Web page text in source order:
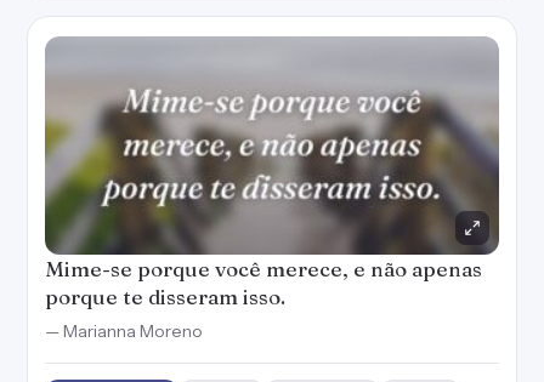
Mime-se porque você merece, e não apenas
porque te disseram isso.
— Marianna Moreno